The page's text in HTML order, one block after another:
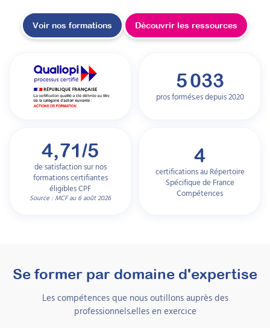
Voir nos formations Découvrir les ressources
5 033
pros formés.es depuis2020
4,71/5
de satisfaction sur nos
formations certifiantes
éligibles CPF
Source : MCF au 6 août 2026
4
certifications au Répertoire
Spécifique de France
Compétences
Se former par domaine d'expertise
Les compétences que nous outillons auprès des
professionnels.elles en exercice